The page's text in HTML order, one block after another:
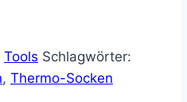
Tools Schlagwörter:
, Thermo-Socken